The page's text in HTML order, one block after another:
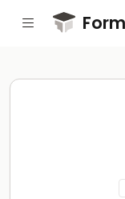
Passer au contenu